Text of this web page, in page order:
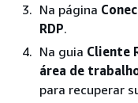
Na página
RDP.
Na guia Cliente
área de
para recuperar